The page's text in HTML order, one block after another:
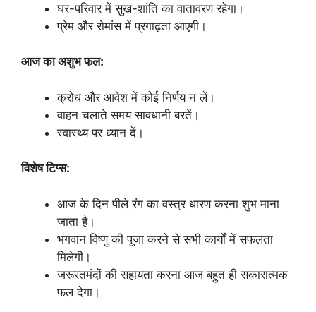
घर-परिवार में सुख-शांति का वातावरण रहेगा।
प्रेम और रोमांस में प्रगाढ़ता आएगी।
आज का अशुभ फल:
क्रोध और आवेश में कोई निर्णय न लें।
वाहन चलाते समय सावधानी बरतें।
स्वास्थ्य पर ध्यान दें।
विशेष टिप्स:
आज के दिन पीले रंग का वस्त्र धारण करना शुभ माना
जाता है।
भगवान विष्णु की पूजा करने से सभी कार्यों में सफलता
मिलेगी।
जरूरतमंदों की सहायता करना आज बहुत ही सकारात्मक
फल देगा।